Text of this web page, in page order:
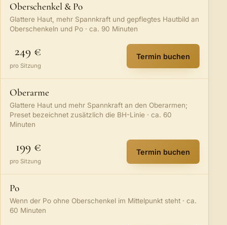
Oberschenkel & Po
Glattere Haut, mehr Spannkraft und gepflegtes Hautbild an
Oberschenkeln und Po · ca. 90 Minuten
249 €
pro Sitzung
Termin buchen
:Oberschenkel &
Oberarme
Glattere Haut und mehr Spannkraft an den Oberarmen;
Preset bezeichnet zusätzlich die BH-Linie · ca. 60
Minuten
199 €
pro Sitzung
Termin buchen
:Oberarme
Po
Wenn der Po ohne Oberschenkel im Mittelpunkt steht · ca.
60 Minuten